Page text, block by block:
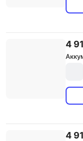
4
4